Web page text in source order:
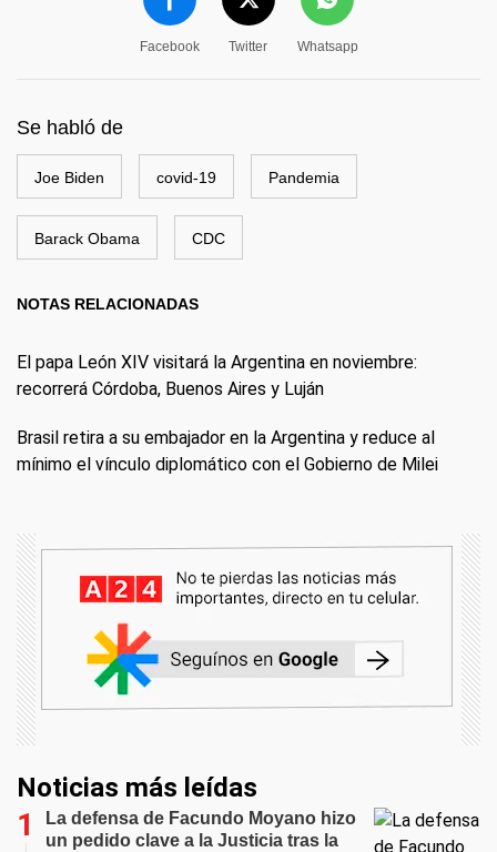
Facebook Twitter Whatsapp
Se habló de
Joe Biden covid-19 Pandemia
Barack Obama CDC
NOTAS RELACIONADAS
El papa León XIV visitará la Argentina en noviembre:
recorrerá Córdoba, Buenos Aires y Luján
Brasil retira a su embajador en la Argentina y reduce al
mínimo el vínculo diplomático con el Gobierno de Milei
Noticias más leídas
La defensa de Facundo Moyano hizo
un pedido clave a la Justicia tras la